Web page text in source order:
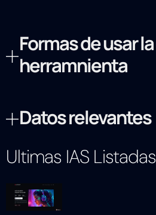
Formas de usar la
herramnienta
Datos relevantes
Ultimas IAS Listadas